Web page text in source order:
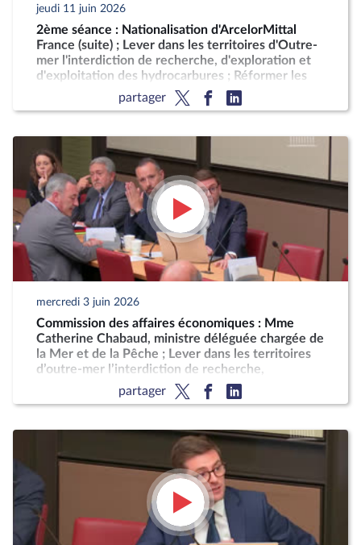
jeudi 11 juin 2026
2ème séance : Nationalisation d'ArcelorMittal
France (suite) ; Lever dans les territoires d'Outre-
mer l'interdiction de recherche, d'exploration et
d'exploitation des hydrocarbures ; Réformer les
bourses sur critères sociaux et lutter contre la
partager
mercredi 3 juin 2026
Commission des affaires économiques : Mme
Catherine Chabaud, ministre déléguée chargée de
la Mer et de la Pêche ; Lever dans les territoires
d’outre-mer l’interdiction de recherche,
d'exploration et d’exploitation des hydrocarbures
partager